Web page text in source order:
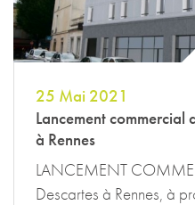
25 Mai 2021
Lancement commercial
à Rennes
LANCEMENT
Descartes à Rennes, à